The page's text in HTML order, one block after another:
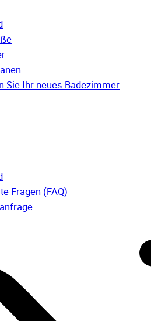
Sie Ihr neues Badezimmer
Fragen (FAQ)